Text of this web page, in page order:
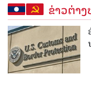
ຂ່າວຕ່າ